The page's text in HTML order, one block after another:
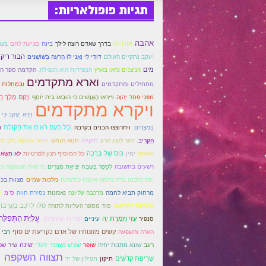
תגיות פופולאריות:
אהבה אותיות בדרך שאדם רוצה לילך בינה בציעת לחם
יעקב נתקיים העולם דּוֹדִי לִי וַאֲנִי לוֹ הָרֹעֶה בַּשּׁוֹשַׁנִּים הבור ריק
מים הניצנים נראו בארץ הנפרדות היא הנפילה. הקדמה ספר
מתחילים ומתקדמים וארא מתקדמים
מִפְּנֵי פַּחַד יְהוָה וַיִּירְאוּ הָאֲנָשִׁים כִּי הוּבְאוּ בֵּית יוֹסֵף וַיָּקָם מֶלֶךְ
ויקרא מתקדמים וַיַּרְא יַעֲקֹב
בְּמִצְרָיִם. ויתרוצצו הבנים בקרבה וְכָל הָעָם רֹאִים אֶת הַקּוֹלֹת
הִקְרִיב. זוהר לשון הרע חזקיהו חטא הנחש חטאו משקה מלך
והאפה ימין כּוֹס שֶׁל בְּרָכָה כל המוסיף רצון לפרטיות לֹא תִשָּׂא
רשעים בתשובה לְסַפֵּר בְּשֶׁבַח יְצִיאַת מִצְרַיִם מי זאת הנשקפה
יפה כלבנה ברה כחמה איומה כנדגלות מלכות שמים מצוות
מרחוק תביא לחמה מרכבה עליונה נאמנות נסירת חווה ס"מ
השכינה הקדושה סוד מספר העליות לתורה סֹלּוּ לָרֹכֵב
סנפיר עָזִּי וְזִמְרָת יָהּ עיניים עליית התפילה עֲלִיַּת
הארה והשפעה קשים מזונותיו של אדם כקריעת ים סוף רבי
רעב שונא מתנות יחיה שופר שורש נשמתי יהודי שינה שיר
שְרִיפָת קְדשִּׁים תיקון תפילין של יד תצווה השקפה